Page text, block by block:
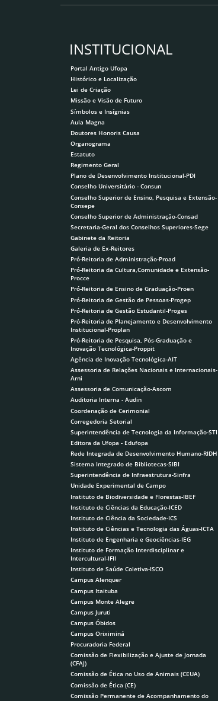
INSTITUCIONAL
Portal Antigo Ufopa
Histórico e Localização
Lei de Criação
Missão e Visão de Futuro
Símbolos e Insígnias
Aula Magna
Doutores Honoris Causa
Organograma
Estatuto
Regimento Geral
Plano de Desenvolvimento Institucional-PDI
Conselho Universitário - Consun
Conselho Superior de Ensino, Pesquisa e Extensão-
Consepe
Conselho Superior de Administração-Consad
Secretaria-Geral dos Conselhos Superiores-Sege
Gabinete da Reitoria
Galeria de Ex-Reitores
Pró-Reitoria de Administração-Proad
Pró-Reitoria da Cultura,Comunidade e Extensão-
Procce
Pró-Reitoria de Ensino de Graduação-Proen
Pró-Reitoria de Gestão de Pessoas-Progep
Pró-Reitoria de Gestão Estudantil-Proges
Pró-Reitoria de Planejamento e Desenvolvimento
Institucional-Proplan
Pró-Reitoria de Pesquisa, Pós-Graduação e
Inovação Tecnológica-Proppit
Agência de Inovação Tecnológica-AIT
Assessoria de Relações Nacionais e Internacionais-
Arni
Assessoria de Comunicação-Ascom
Auditoria Interna - Audin
Coordenação de Cerimonial
Corregedoria Setorial
Superintendência de Tecnologia da Informação-STI
Editora da Ufopa - Edufopa
Rede Integrada de Desenvolvimento Humano-RIDH
Sistema Integrado de Bibliotecas-SIBI
Superintendência de Infraestrutura-Sinfra
Unidade Experimental de Campo
Instituto de Biodiversidade e Florestas-IBEF
Instituto de Ciências da Educação-ICED
Instituto de Ciência da Sociedade-ICS
Instituto de Ciências e Tecnologia das Águas-ICTA
Instituto de Engenharia e Geociências-IEG
Instituto de Formação Interdisciplinar e
Intercultural-IFII
Instituto de Saúde Coletiva-ISCO
Campus Alenquer
Campus Itaituba
Campus Monte Alegre
Campus Juruti
Campus Óbidos
Campus Oriximiná
Procuradoria Federal
Comissão de Flexibilização e Ajuste de Jornada
(CFAJ)
Comissão de Ética no Uso de Animais (CEUA)
Comissão de Ética (CE)
Comissão Permanente de Acompanhamento do